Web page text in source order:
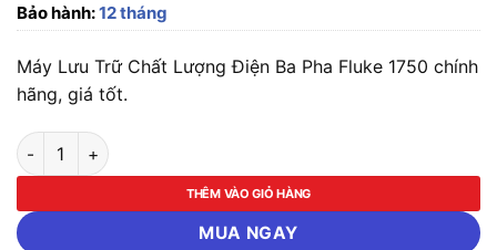
Bảo hành:12 tháng
Máy Lưu Trữ Chất Lượng Điện Ba Pha Fluke 1750 chính
hãng, giá tốt.
Máy Lưu Trữ Chất Lượng Điện Ba Pha Fluke 1750 số lượng
THÊM VÀO GIỎ HÀNG
MUA NGAY